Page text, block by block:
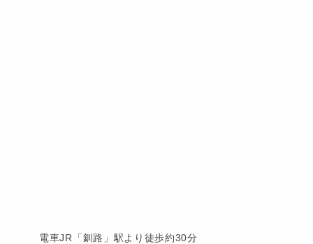
電車JR「釧路」駅より徒歩約30分